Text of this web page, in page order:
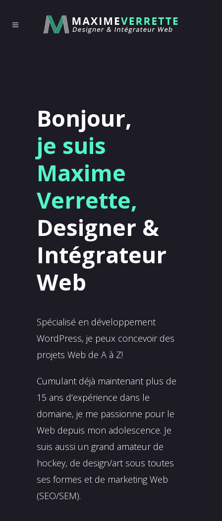
Bonjour,
je suis
Maxime
Verrette,
Designer &
Intégrateur
Web
Spécialisé en développement
WordPress, je peux concevoir des
projets Web de A à Z!
Cumulant déjà maintenant plus de
15 ans d’expérience dans le
domaine, je me passionne pour le
Web depuis mon adolescence. Je
suis aussi un grand amateur de
hockey, de design/art sous toutes
ses formes et de marketing Web
(SEO/SEM).